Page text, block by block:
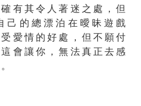
有其令人著迷之處，但
己的總漂泊在曖昧遊戲
愛情的好處，但不願付
會讓你，無法真正去感